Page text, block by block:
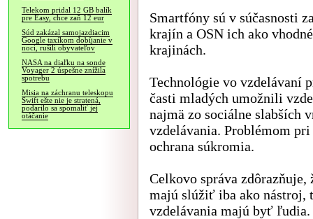
Telekom pridal 12 GB balík
pre Easy, chce zaň 12 eur
Súd zakázal samojazdiacim
Google taxíkom dobíjanie v
noci, rušili obyvateľov
NASA na diaľku na sonde
Voyager 2 úspešne znížila
spotrebu
Misia na záchranu teleskopu
Swift ešte nie je stratená,
podarilo sa spomaliť jej
otáčanie
Smartfóny sú v súčasnosti
krajín a OSN ich ako
krajinách.
Technológie vo vzdelávaní
časti mladých umožnili
najmä zo sociálne slabších
vzdelávania. Problémom
ochrana súkromia.
Celkovo správa
majú slúžiť iba ako nástroj,
vzdelávania majú byť ľudia.